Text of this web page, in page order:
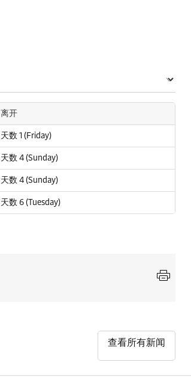
离开
天数 1 (Friday)
天数 4 (Sunday)
天数 4 (Sunday)
天数 6 (Tuesday)
查看所有新闻